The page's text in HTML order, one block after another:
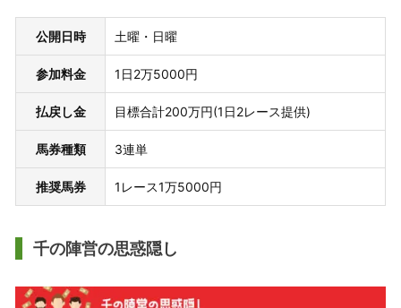
公開日時 土曜・日曜
参加料金 1日2万5000円
払戻し金 目標合計200万円(1日2レース提供)
馬券種類 3連単
推奨馬券 1レース1万5000円
千の陣営の思惑隠し